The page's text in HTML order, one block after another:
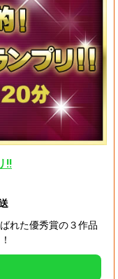
!!
れた優秀賞の３作品